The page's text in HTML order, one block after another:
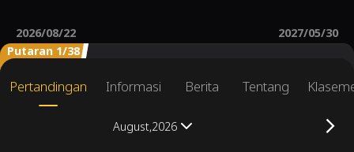
2026/08/22
2027/05/30
Putaran 1/38
Pertandingan Informasi Berita Tentang
August,2026